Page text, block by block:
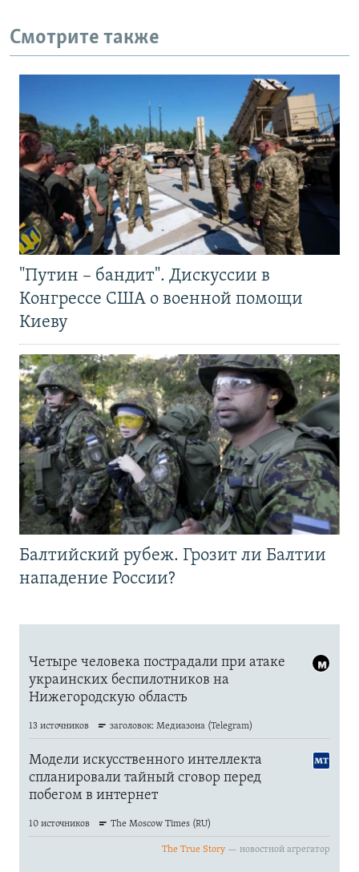
Смотрите также
"Путин – бандит". Дискуссии в
Конгрессе США о военной помощи
Киеву
Балтийский рубеж. Грозит ли Балтии
нападение России?